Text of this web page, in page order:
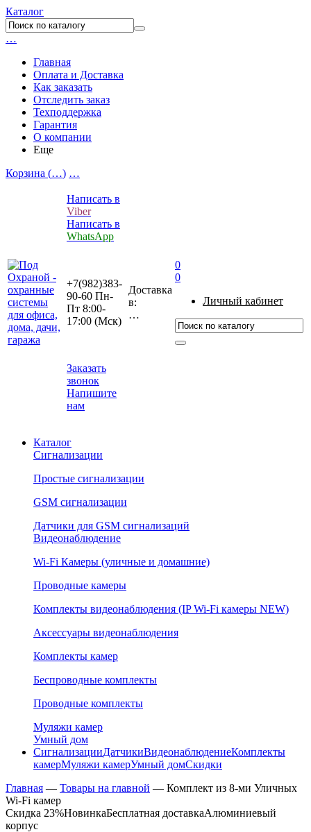
Каталог
…
Главная
Оплата и Доставка
Как заказать
Отследить заказ
Техподдержка
Гарантия
О компании
Еще
Корзина (…) …
Написать в
Viber
Написать в
WhatsApp
+7(982)383-
90-60 Пн-
Пт 8:00-
17:00 (Мcк)
Заказать
звонок
Напишите
нам
Доставка
в:
…
0
0
Личный кабинет
Каталог
Сигнализации
Простые сигнализации
GSM сигнализации
Датчики для GSM сигнализаций
Видеонаблюдение
Wi-Fi Камеры (уличные и домашние)
Проводные камеры
Комплекты видеонаблюдения (IP Wi-Fi камеры NEW)
Аксессуары видеонаблюдения
Комплекты камер
Беспроводные комплекты
Проводные комплекты
Муляжи камер
Умный дом
СигнализацииДатчикиВидеонаблюдениеКомплекты
камерМуляжи камерУмный домСкидки
Главная — Товары на главной — Комплект из 8-ми Уличных
Wi-Fi камер
Скидка 23%НовинкаБесплатная доставкаАлюминиевый
корпус